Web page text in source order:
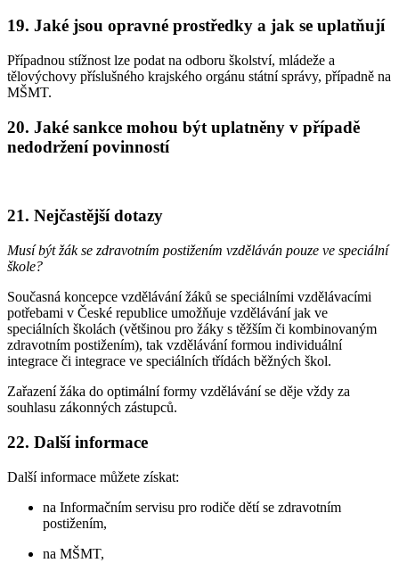
19. Jaké jsou opravné prostředky a jak se uplatňují
Případnou stížnost lze podat na odboru školství, mládeže a
tělovýchovy příslušného krajského orgánu státní správy, případně na
MŠMT.
20. Jaké sankce mohou být uplatněny v případě
nedodržení povinností
21. Nejčastější dotazy
Musí být žák se zdravotním postižením vzděláván pouze ve speciální
škole?
Současná koncepce vzdělávání žáků se speciálními vzdělávacími
potřebami v České republice umožňuje vzdělávání jak ve
speciálních školách (většinou pro žáky s těžším či kombinovaným
zdravotním postižením), tak vzdělávání formou individuální
integrace či integrace ve speciálních třídách běžných škol.
Zařazení žáka do optimální formy vzdělávání se děje vždy za
souhlasu zákonných zástupců.
22. Další informace
Další informace můžete získat:
na Informačním servisu pro rodiče dětí se zdravotním
postižením,
na MŠMT,